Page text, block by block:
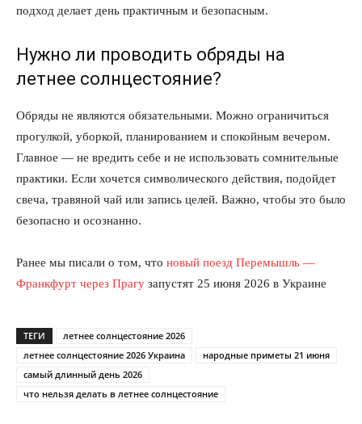
подход делает день практичным и безопасным.
Нужно ли проводить обряды на
летнее солнцестояние?
Обряды не являются обязательными. Можно ограничиться
прогулкой, уборкой, планированием и спокойным вечером.
Главное — не вредить себе и не использовать сомнительные
практики. Если хочется символического действия, подойдет
свеча, травяной чай или запись целей. Важно, чтобы это было
безопасно и осознанно.
Ранее мы писали о том, что новый поезд Перемышль —
Франкфурт через Прагу запустят 25 июня 2026 в Украине
ТЕГИ
летнее солнцестояние 2026
летнее солнцестояние 2026 Украина
народные приметы 21 июня
самый длинный день 2026
что нельзя делать в летнее солнцестояние